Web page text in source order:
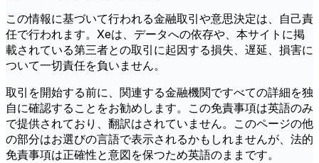
この情報に基づいて行われる金融取引や意思決定は、自己責
任で行われます。Xeは、データへの依存や、本サイトに掲
載されている第三者との取引に起因する損失、遅延、損害に
ついて一切責任を負いません。
取引を開始する前に、関連する金融機関ですべての詳細を独
自に確認することをお勧めします。この免責事項は英語のみ
で提供されており、翻訳はされていません。このページの他
の部分はお選びの言語で表示されるかもしれませんが、法的
免責事項は正確性と意図を保つため英語のままです。